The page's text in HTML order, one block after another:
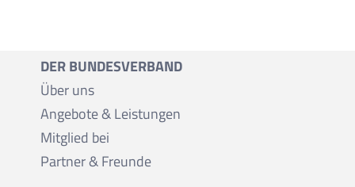
DER BUNDESVERBAND
Über uns
Angebote & Leistungen
Mitglied bei
Partner & Freunde